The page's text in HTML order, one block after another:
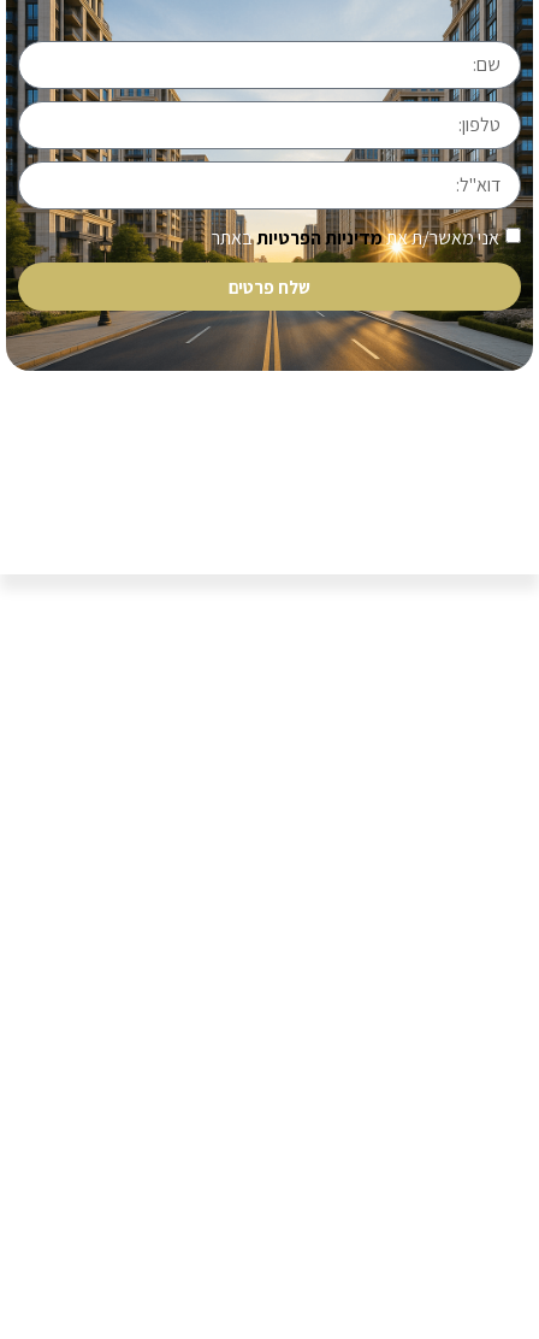
אני מאשר/ת אתמדיניות הפרטיותבאתר
שלח פרטים